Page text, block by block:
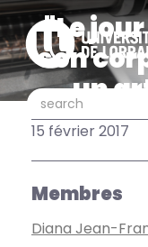
Aller
au
contenu
principal
Search
search
"Le
son
un
15 février 2017
Membres
Diana Jean-